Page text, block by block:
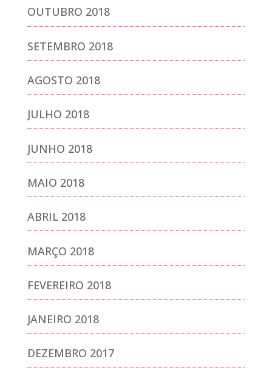
OUTUBRO 2018
SETEMBRO 2018
AGOSTO 2018
JULHO 2018
JUNHO 2018
MAIO 2018
ABRIL 2018
MARÇO 2018
FEVEREIRO 2018
JANEIRO 2018
DEZEMBRO 2017